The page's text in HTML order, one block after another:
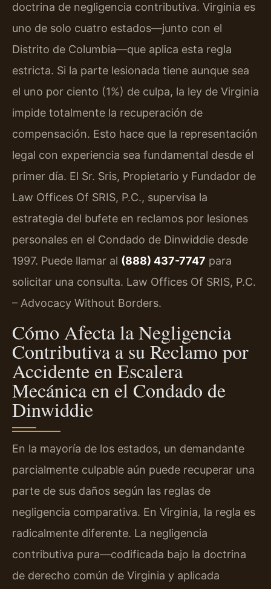
doctrina de negligencia contributiva. Virginia es
uno de solo cuatro estados—junto con el
Distrito de Columbia—que aplica esta regla
estricta. Si la parte lesionada tiene aunque sea
el uno por ciento (1%) de culpa, la ley de Virginia
impide totalmente la recuperación de
compensación. Esto hace que la representación
legal con experiencia sea fundamental desde el
primer día. El Sr. Sris, Propietario y Fundador de
Law Offices Of SRIS, P.C., supervisa la
estrategia del bufete en reclamos por lesiones
personales en el Condado de Dinwiddie desde
1997. Puede llamar al (888) 437-7747 para
solicitar una consulta. Law Offices Of SRIS, P.C.
– Advocacy Without Borders.
Cómo Afecta la Negligencia
Contributiva a su Reclamo por
Accidente en Escalera
Mecánica en el Condado de
Dinwiddie
En la mayoría de los estados, un demandante
parcialmente culpable aún puede recuperar una
parte de sus daños según las reglas de
negligencia comparativa. En Virginia, la regla es
radicalmente diferente. La negligencia
contributiva pura—codificada bajo la doctrina
de derecho común de Virginia y aplicada